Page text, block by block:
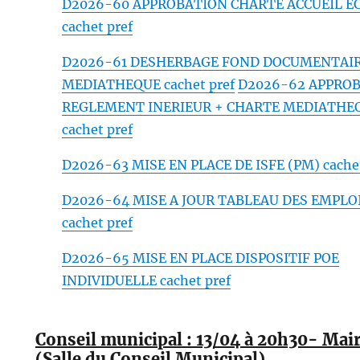
D2026-60 APPROBATION CHARTE ACCUEIL
cachet pref
D2026-61 DESHERBAGE FOND
MEDIATHEQUE cachet pref D2026-62
REGLEMENT INERIEUR + CHARTE
cachet pref
D2026-63 MISE EN PLACE DE ISFE (PM)
D2026-64 MISE A JOUR TABLEAU DES
cachet pref
D2026-65 MISE EN PLACE DISPOSITIF POE
INDIVIDUELLE cachet pref
Conseil municipal : 13/04 à 20h30-